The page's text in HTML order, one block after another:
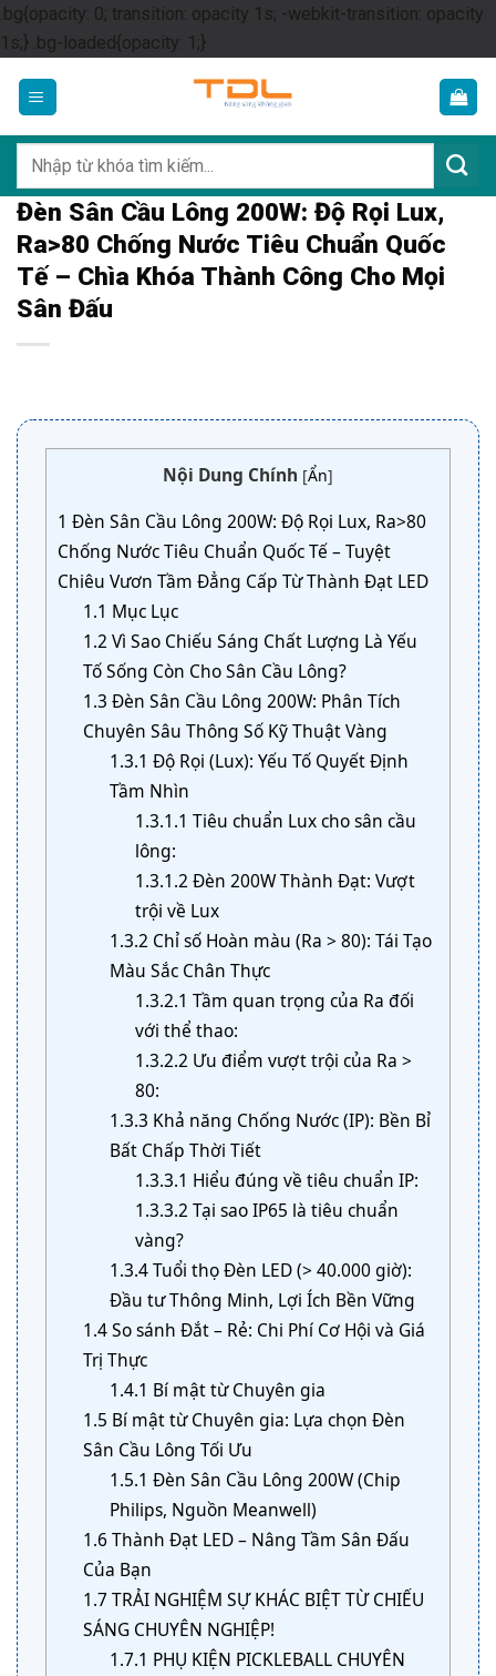
.bg{opacity: 0; transition: opacity 1s; -webkit-transition: opacity
1s;} .bg-loaded{opacity: 1;}Skip
content
kiếm:
Đèn Sân Cầu Lông 200W: Độ Rọi Lux,
Ra>80 Chống Nước Tiêu Chuẩn Quốc
Tế – Chìa Khóa Thành Công Cho Mọi
Sân Đấu
Nội Dung Chính [Ẩn]
1 Đèn Sân Cầu Lông 200W: Độ Rọi Lux, Ra>80
Chống Nước Tiêu Chuẩn Quốc Tế – Tuyệt
Chiêu Vươn Tầm Đẳng Cấp Từ Thành Đạt LED
1.1 Mục Lục
1.2 Vì Sao Chiếu Sáng Chất Lượng Là Yếu
Tố Sống Còn Cho Sân Cầu Lông?
1.3 Đèn Sân Cầu Lông 200W: Phân Tích
Chuyên Sâu Thông Số Kỹ Thuật Vàng
1.3.1 Độ Rọi (Lux): Yếu Tố Quyết Định
Tầm Nhìn
1.3.1.1 Tiêu chuẩn Lux cho sân cầu
lông:
1.3.1.2 Đèn 200W Thành Đạt: Vượt
trội về Lux
1.3.2 Chỉ số Hoàn màu (Ra > 80): Tái Tạo
Màu Sắc Chân Thực
1.3.2.1 Tầm quan trọng của Ra đối
với thể thao:
1.3.2.2 Ưu điểm vượt trội của Ra >
80:
1.3.3 Khả năng Chống Nước (IP): Bền Bỉ
Bất Chấp Thời Tiết
1.3.3.1 Hiểu đúng về tiêu chuẩn IP:
1.3.3.2 Tại sao IP65 là tiêu chuẩn
vàng?
1.3.4Tuổi thọ Đèn LED (> 40.000 giờ):
Đầu tư Thông Minh, Lợi Ích Bền Vững
1.4So sánh Đắt – Rẻ: Chi Phí Cơ Hội và Giá
Trị Thực
1.4.1 Bí mật từ Chuyên gia
1.5 Bí mật từ Chuyên gia: Lựa chọn Đèn
Sân Cầu Lông Tối Ưu
1.5.1 Đèn Sân Cầu Lông 200W (Chip
Philips, Nguồn Meanwell)
1.6 Thành Đạt LED – Nâng Tầm Sân Đấu
Của Bạn
1.7TRẢI NGHIỆM SỰ KHÁC BIỆT TỪ CHIẾU
SÁNG CHUYÊN NGHIỆP!
1.7.1 PHỤ KIỆN PICKLEBALL CHUYÊN